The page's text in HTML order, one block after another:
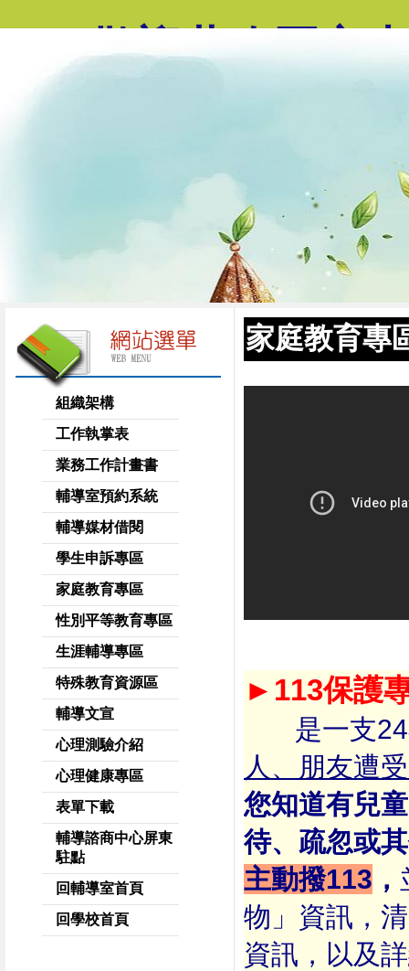
歡迎蒞臨國立
組織架構
工作執掌表
業務工作計畫書
輔導室預約系統
輔導媒材借閱
學生申訴專區
家庭教育專區
性別平等教育專區
生涯輔導專區
特殊教育資源區
輔導文宣
心理測驗介紹
心理健康專區
表單下載
輔導諮商中心屏東
駐點
回輔導室首頁
回學校首頁
家庭教育專
► 113保護
是一支24
人、朋友遭
您知道有兒
待、疏忽或
主動撥113 ，
物」資訊，
資訊，以及